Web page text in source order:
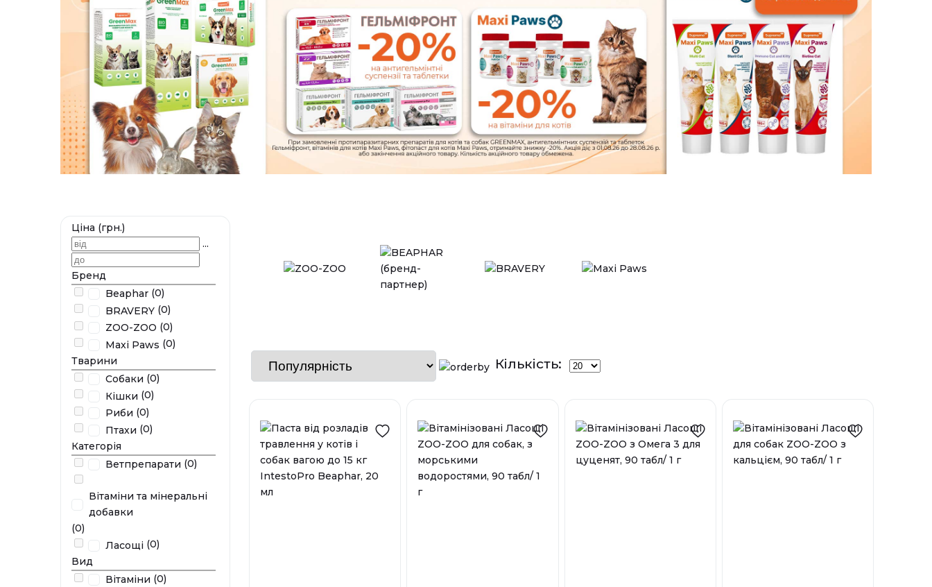
Ціна (грн.)
...
Бренд
Beaphar (0)
BRAVERY (0)
ZOO-ZOO (0)
Maxi Paws (0)
Тварини
Собаки (0)
Кішки (0)
Риби (0)
Птахи (0)
Категорія
Ветпрепарати (0)
Вітаміни та мінеральні
добавки
(0)
Ласощі (0)
Вид
Вітаміни (0)
Кількість: